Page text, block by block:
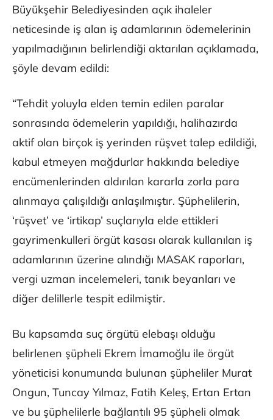
Büyükşehir Belediyesinden açık ihaleler
neticesinde iş alan iş adamlarının ödemelerinin
yapılmadığının belirlendiği aktarılan açıklamada,
şöyle devam edildi:
“Tehdit yoluyla elden temin edilen paralar
sonrasında ödemelerin yapıldığı, halihazırda
aktif olan birçok iş yerinden rüşvet talep edildiği,
kabul etmeyen mağdurlar hakkında belediye
encümenlerinden aldırılan kararla zorla para
alınmaya çalışıldığı anlaşılmıştır. Şüphelilerin,
‘rüşvet’ ve ‘irtikap’ suçlarıyla elde ettikleri
gayrimenkulleri örgüt kasası olarak kullanılan iş
adamlarının üzerine alındığı MASAK raporları,
vergi uzman incelemeleri, tanık beyanları ve
diğer delillerle tespit edilmiştir.
Bu kapsamda suç örgütü elebaşı olduğu
belirlenen şüpheli Ekrem İmamoğlu ile örgüt
yöneticisi konumunda bulunan şüpheliler Murat
Ongun, Tuncay Yılmaz, Fatih Keleş, Ertan Ertan
ve bu şüphelilerle bağlantılı 95 şüpheli olmak